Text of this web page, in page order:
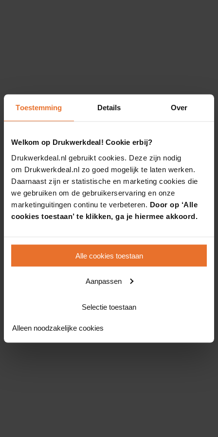
Toestemming Details Over
Welkom op Drukwerkdeal! Cookie erbij?
Drukwerkdeal.nl gebruikt cookies. Deze zijn nodig
om Drukwerkdeal.nl zo goed mogelijk te laten werken.
Daarnaast zijn er statistische en marketing cookies die
we gebruiken om de gebruikerservaring en onze
marketinguitingen continu te verbeteren. Door op ‘Alle
cookies toestaan’ te klikken, ga je hiermee akkoord.
Alle cookies toestaan
Aanpassen
Selectie toestaan
Alleen noodzakelijke cookies